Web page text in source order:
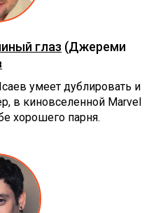
глаз (Джереми
умеет дублировать и
в киновселенной Marvel
хорошего парня.